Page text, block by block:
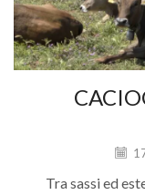
Tra sassi ed